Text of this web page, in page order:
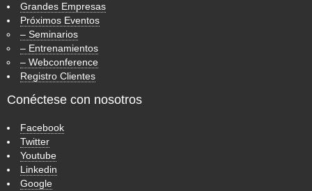
Grandes Empresas
Próximos Eventos
– Seminarios
– Entrenamientos
– Webconference
Registro Clientes
Conéctese con nosotros
Facebook
Twitter
Youtube
Linkedin
Google